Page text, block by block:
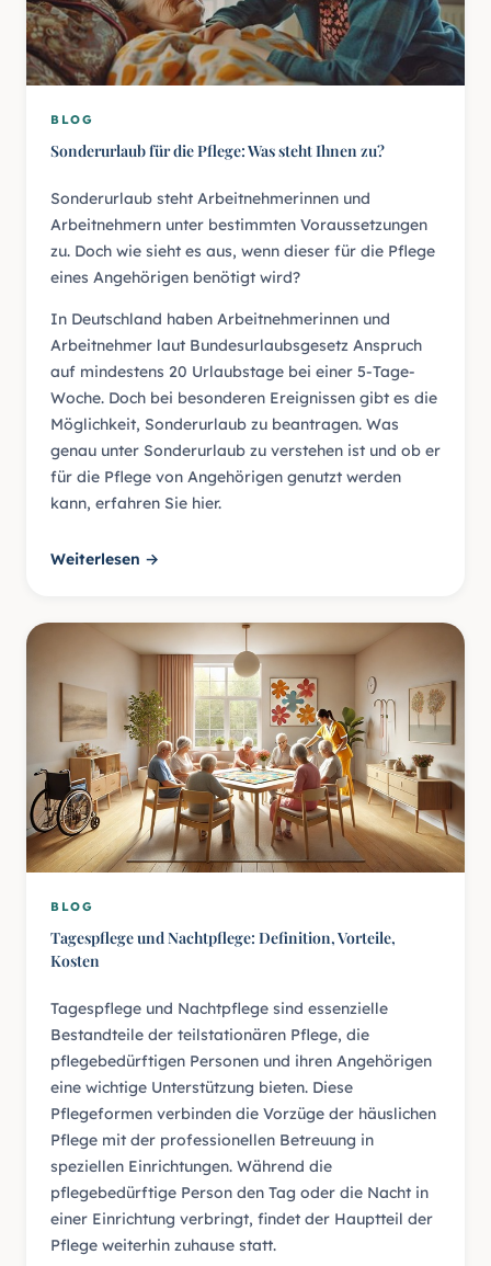
BLOG
Sonderurlaub für die Pflege: Was steht Ihnen zu?
Sonderurlaub steht Arbeitnehmerinnen und
Arbeitnehmern unter bestimmten Voraussetzungen
zu. Doch wie sieht es aus, wenn dieser für die Pflege
eines Angehörigen benötigt wird?
In Deutschland haben Arbeitnehmerinnen und
Arbeitnehmer laut Bundesurlaubsgesetz Anspruch
auf mindestens 20 Urlaubstage bei einer 5-Tage-
Woche. Doch bei besonderen Ereignissen gibt es die
Möglichkeit, Sonderurlaub zu beantragen. Was
genau unter Sonderurlaub zu verstehen ist und ob er
für die Pflege von Angehörigen genutzt werden
kann, erfahren Sie hier.
Weiterlesen →
BLOG
Tagespflege und Nachtpflege: Definition, Vorteile,
Kosten
Tagespflege und Nachtpflege sind essenzielle
Bestandteile der teilstationären Pflege, die
pflegebedürftigen Personen und ihren Angehörigen
eine wichtige Unterstützung bieten. Diese
Pflegeformen verbinden die Vorzüge der häuslichen
Pflege mit der professionellen Betreuung in
speziellen Einrichtungen. Während die
pflegebedürftige Person den Tag oder die Nacht in
einer Einrichtung verbringt, findet der Hauptteil der
Pflege weiterhin zuhause statt.